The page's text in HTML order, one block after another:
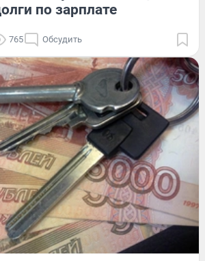
по зарплате
765 Обсудить